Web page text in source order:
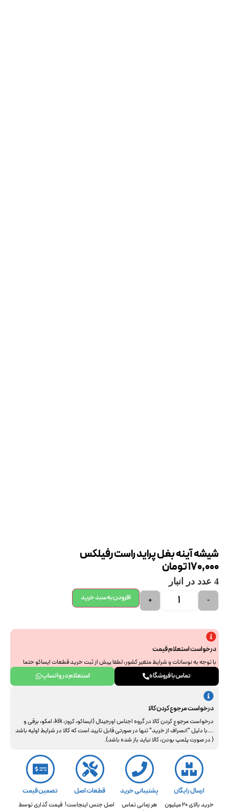
شیشه آینه بغل پراید راست رفیلکس
170,000تومان
4 عدد در انبار
-
+ افزودن به سبد خرید
درخواست استعلام قیمت
با توجه به نوسانات و شرایط متغیر کشور، لطفا پیش از ثبت خرید قطعات ایساکو حتما
جهت استعلام نهایی با ما هماهنگ فرمایید. از همراهی و درک شما سپاسگزاریم.
تماس با فروشگاه استعلام در واتساپ
درخواست مرجوع کردن کالا
درخواست مرجوع کردن کالا در گروه اجناس اورجینال (ایساکو، کروز، kik، امکو، برقی و
....با دلیل "انصراف از خرید" تنها در صورتی قابل تایید است که کالا در شرایط اولیه باشد
( در صورت پلمپ بودن، کالا نباید باز شده باشد).
ارسال رایگان
خرید بالای 20 میلیون
پشتیبانی خرید
هر زمانی تماس
قطعات اصل
اصل جنس اینجاست!
تضمین قیمت
قیمت گذاری توسط